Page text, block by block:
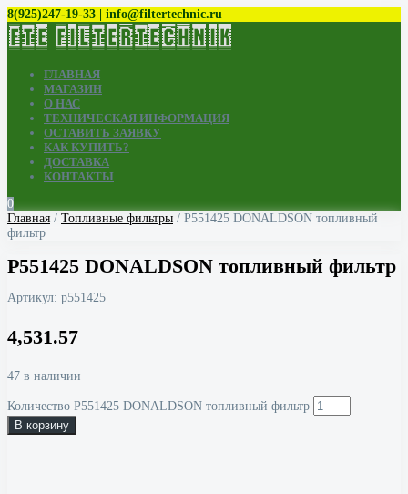
8(925)247-19-33 | info@filtertechnic.ru
ГЛАВНАЯ
МАГАЗИН
О НАС
ТЕХНИЧЕСКАЯ ИНФОРМАЦИЯ
ОСТАВИТЬ ЗАЯВКУ
КАК КУПИТЬ?
ДОСТАВКА
КОНТАКТЫ
0
Главная / Топливные фильтры / P551425 DONALDSON топливный
фильтр
P551425 DONALDSON топливный фильтр
Артикул: p551425
4,531.57
47 в наличии
Количество P551425 DONALDSON топливный фильтр
В корзину